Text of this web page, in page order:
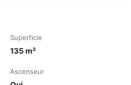
Superficie
135 m²
Ascenseur